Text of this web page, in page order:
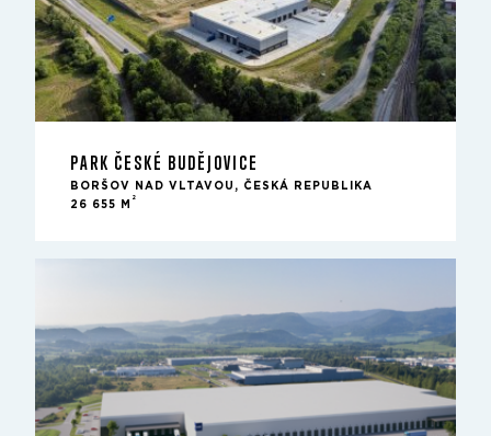
PARK ČESKÉ BUDĚJOVICE
BORŠOV NAD VLTAVOU, ČESKÁ REPUBLIKA
26 655 M
2